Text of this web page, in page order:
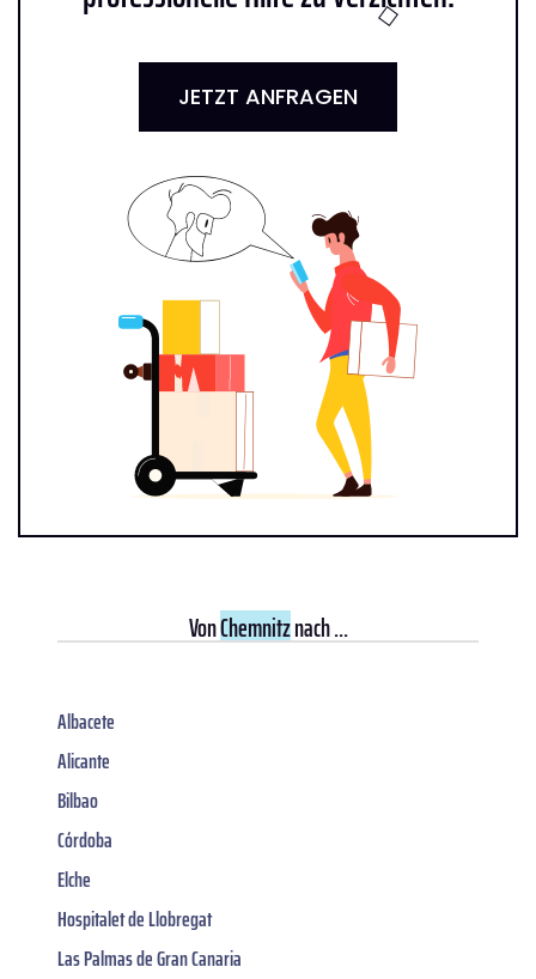
JETZT ANFRAGEN
VonChemnitznach ...
Albacete
Alicante
Bilbao
Córdoba
Elche
Hospitalet de Llobregat
Las Palmas de Gran Canaria